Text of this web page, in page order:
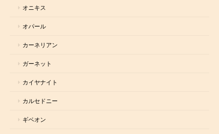
オニキス
オパール
カーネリアン
ガーネット
カイヤナイト
カルセドニー
ギベオン